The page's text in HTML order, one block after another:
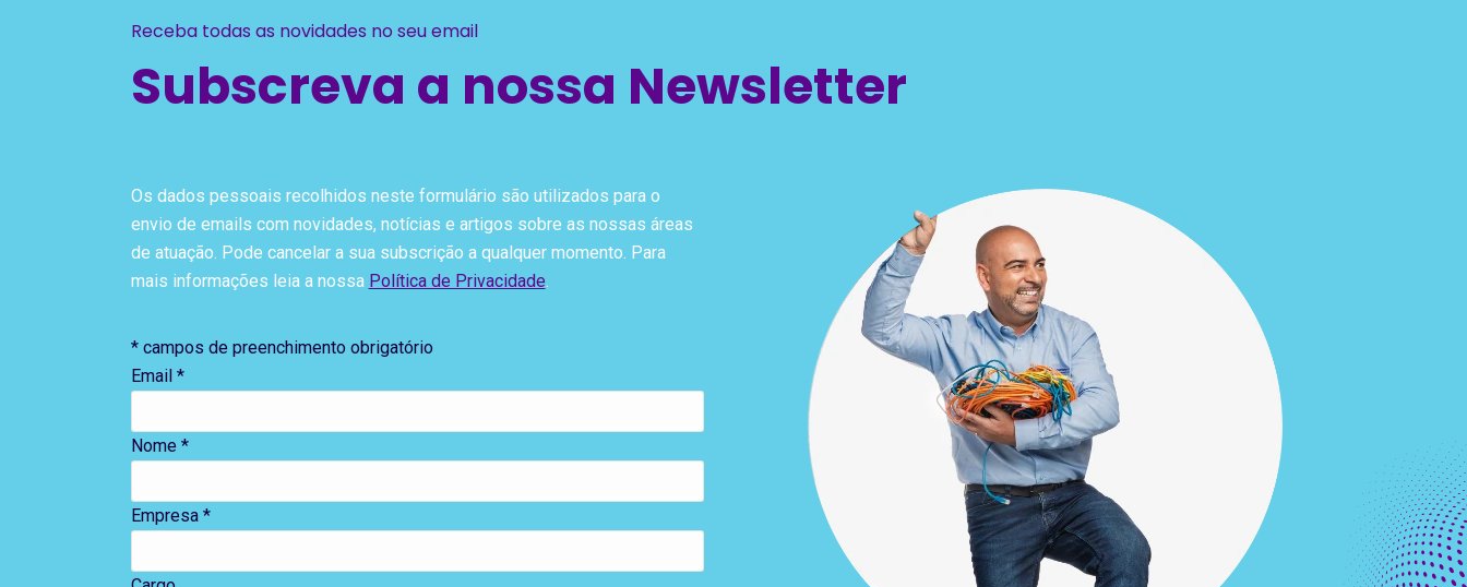
Receba todas as novidades no seu email
Subscreva a nossa Newsletter
Os dados pessoais recolhidos neste formulário são utilizados para o
envio de emails com novidades, notícias e artigos sobre as nossas áreas
de atuação. Pode cancelar a sua subscrição a qualquer momento. Para
mais informações leia a nossa Política de Privacidade
*campos de preenchimento obrigatório
Email *
Nome *
Empresa *